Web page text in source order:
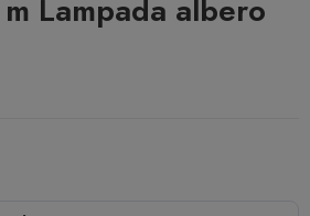
Lampada albero